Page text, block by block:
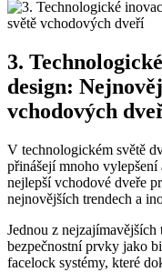
3.
design:
vchodových
V technologickém světě
přinášejí‍ mnoho
nejlepší ‍vchodové⁣ dveře
​nejnovějších trendech a
Jednou z
bezpečnostní prvky jako
facelock systémy, které